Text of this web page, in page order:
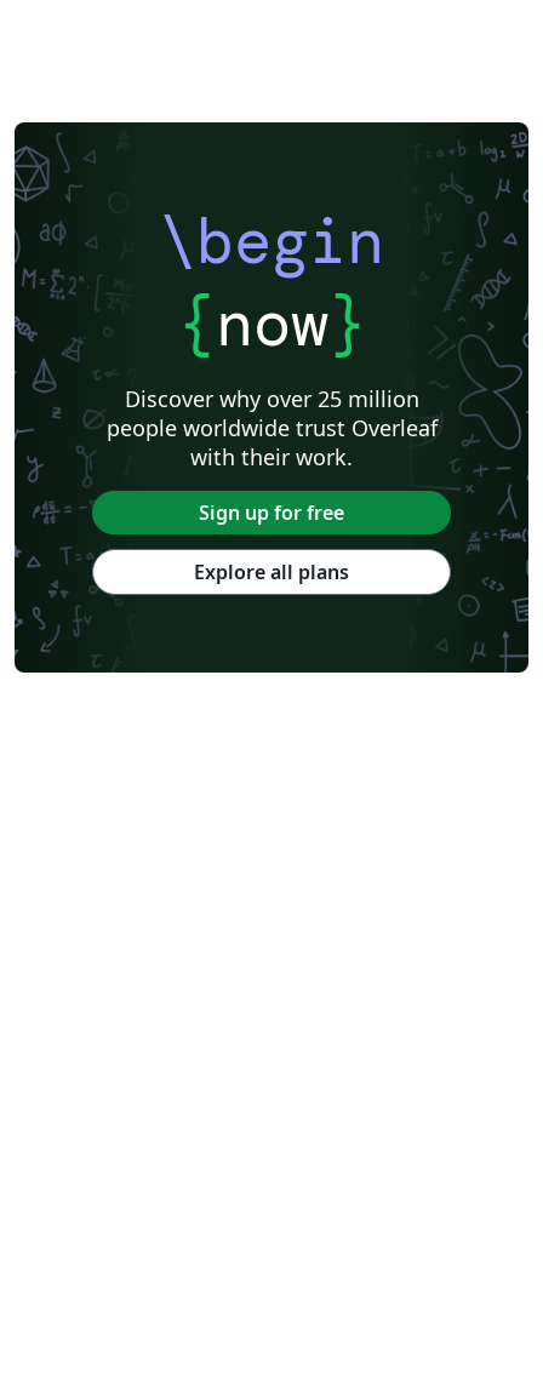
\begin
{now}
Discover why over 25 million
people worldwide trust Overleaf
with their work.
Sign up for free
Explore all plans